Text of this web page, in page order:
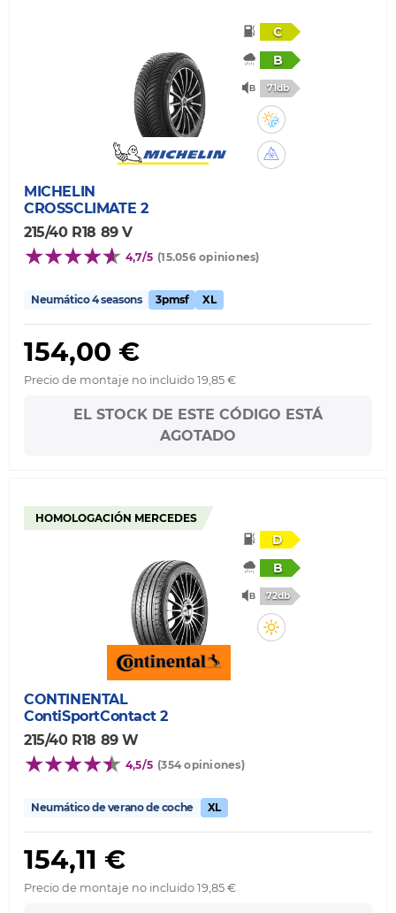
C
B
71db
MICHELIN
CROSSCLIMATE 2
215/40 R18 89 V
4,7/5 (15.056 opiniones)
Neumático 4 seasons 3pmsf XL
154,00 €
Precio de montaje no incluido 19,85 €
EL STOCK DE ESTE CÓDIGO ESTÁ
AGOTADO
HOMOLOGACIÓN MERCEDES
D
B
72db
CONTINENTAL
ContiSportContact 2
215/40 R18 89 W
4,5/5 (354 opiniones)
Neumático de verano de coche XL
154,11 €
Precio de montaje no incluido 19,85 €